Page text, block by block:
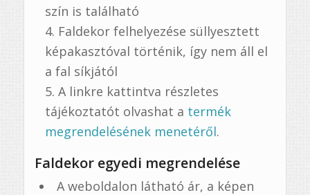
szín is található
Faldekor felhelyezése süllyesztett
képakasztóval történik, így nem áll el
a fal síkjától
A linkre kattintva részletes
tájékoztatót olvashat a termék
megrendelésének menetéről.
Faldekor egyedi megrendelése
A weboldalon látható ár, a képen